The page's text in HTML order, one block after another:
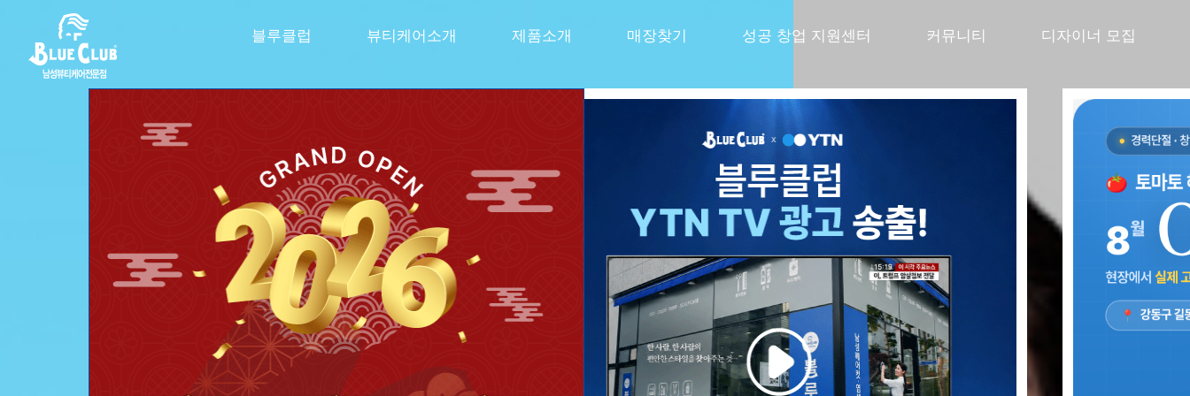
블루클럽 뷰티케어소개 제품소개 매장찾기 성공 창업 지원센터 커뮤니티 디자이너 모집
신제품 스파클링 라인 출신
극강의 시원함을 선사하다
두피 속까지 톡! 쏘는